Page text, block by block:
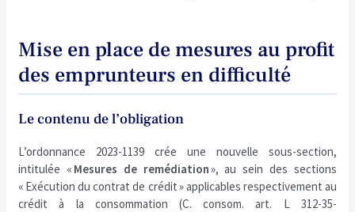
Mise en place de mesures au profit
des emprunteurs en difficulté
Le contenu de l’obligation
L’ordonnance 2023-1139 crée une nouvelle sous-section,
intitulée « Mesures de remédiation», au sein des sections
« Exécution du contrat de crédit » applicables respectivement au
crédit à la consommation (C. consom. art. L 312-35-